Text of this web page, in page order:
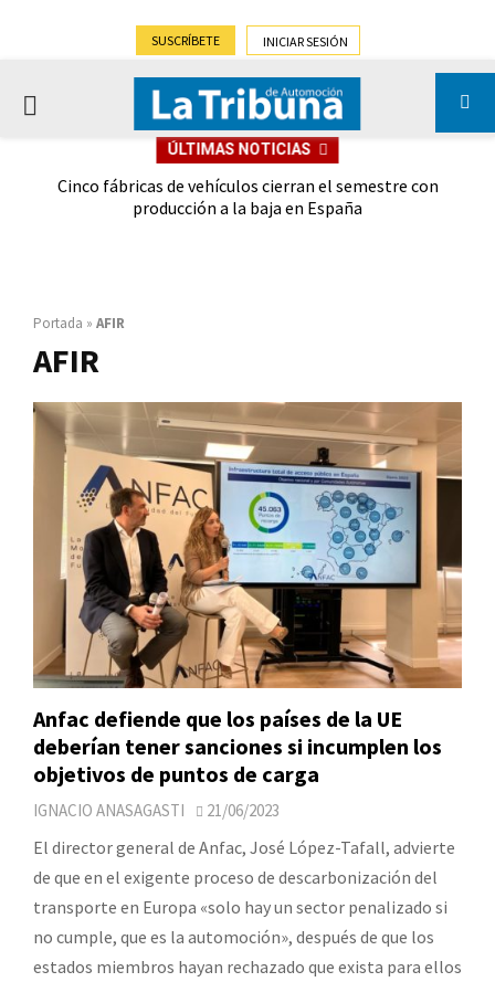
SUSCRÍBETE INICIAR SESIÓN
PRIMARY
ÚLTIMAS NOTICIAS
Cinco fábricas de vehículos cierran el semestre con
producción a la baja en España
Portada » AFIR
AFIR
Anfac defiende que los países de la UE
deberían tener sanciones si incumplen los
objetivos de puntos de carga
IGNACIO ANASAGASTI 21/06/2023
El director general de Anfac, José López-Tafall, advierte
de que en el exigente proceso de descarbonización del
transporte en Europa «solo hay un sector penalizado si
no cumple, que es la automoción», después de que los
estados miembros hayan rechazado que exista para ellos